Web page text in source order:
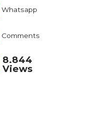
Whatsapp
Comments
8.844
Views